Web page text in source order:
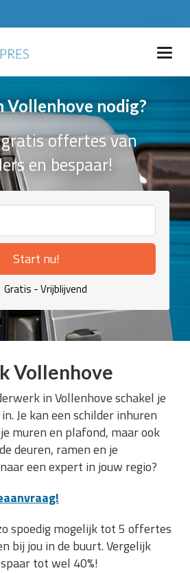
Vollenhove nodig?
offertes van
en bespaar!
Start nu!
Gratis - Vrijblijvend
Vollenhove
in Vollenhove schakel je
Je kan een schilder inhuren
muren en plafond, maar ook
deuren, ramen en je
een expert in jouw regio?
spoedig mogelijk tot 5 offertes
bij jou in de buurt. Vergelijk
tot wel 40%!